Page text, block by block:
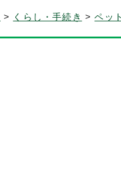
> くらし・手続き >ペッ